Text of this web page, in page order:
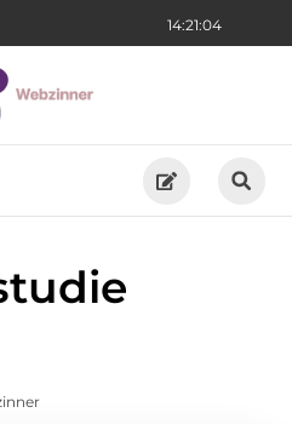
14:21:05